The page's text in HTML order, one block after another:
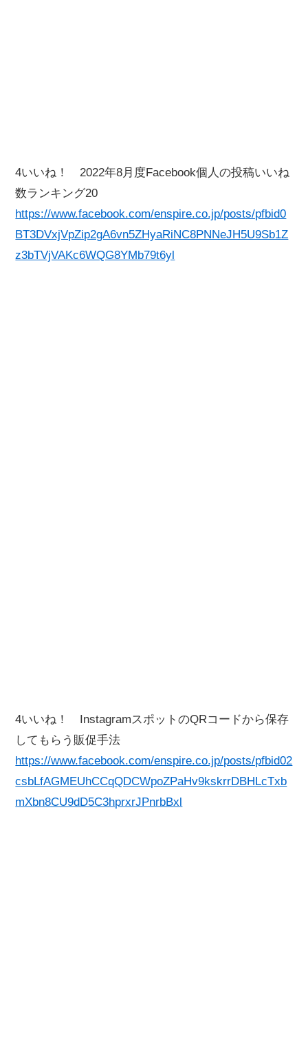
4いいね！ 2022年8月度Facebook個人の投稿いいね
数ランキング20
https://www.facebook.com/enspire.co.jp/posts/pfbid0
BT3DVxjVpZip2gA6vn5ZHyaRiNC8PNNeJH5U9Sb1Z
z3bTVjVAKc6WQG8YMb79t6yl
4いいね！ InstagramスポットのQRコードから保存
してもらう販促手法
https://www.facebook.com/enspire.co.jp/posts/pfbid02
csbLfAGMEUhCCqQDCWpoZPaHv9kskrrDBHLcTxb
mXbn8CU9dD5C3hprxrJPnrbBxl